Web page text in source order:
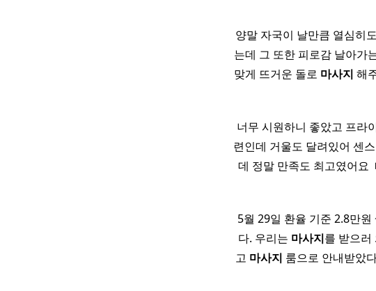
양말 자국이 날만큼 열심히
는데 그 또한 피로감 날아가
맞게 뜨거운 돌로 마사지 해
너무 시원하니 좋았고 프라
련인데 거울도 달려있어 센스
데 정말 만족도 최고였어요
5월 29일 환율 기준 2.8만
다. 우리는 마사지를 받으러
고 마사지 룸으로 안내받았